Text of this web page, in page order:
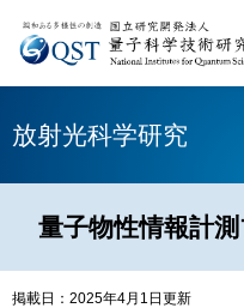
放射光科学研究
量子物性情報計
掲載日：2025年4月1日更新